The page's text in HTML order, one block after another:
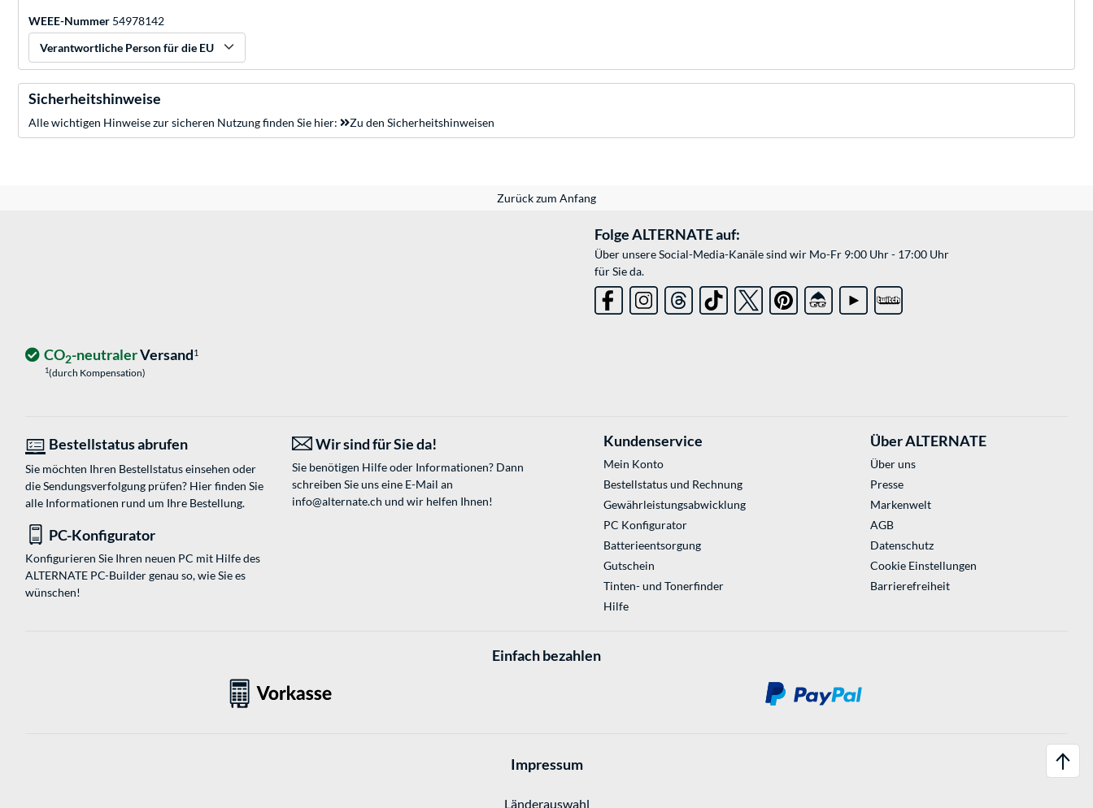
WEEE-Nummer 54978142
Verantwortliche Person für die EU
Sicherheitshinweise
Alle wichtigen Hinweise zur sicheren Nutzung finden Sie hier: Zu den Sicherheitshinweisen
Zurück zum Anfang
Folge ALTERNATE auf:
Über unsere Social-Media-Kanäle sind wir Mo-Fr 9:00 Uhr - 17:00 Uhr
für Sie da.
CO2-neutralerVersand1
1(durch Kompensation)
Bestellstatus abrufen
Sie möchten Ihren Bestellstatus einsehen oder
die Sendungsverfolgung prüfen? Hier finden Sie
alle Informationen rund um Ihre Bestellung.
Wir sind für Sie da!
Sie benötigen Hilfe oder Informationen? Dann
schreiben Sie uns eine E-Mail an
info@alternate.ch und wir helfen Ihnen!
PC-Konfigurator
Konfigurieren Sie Ihren neuen PC mit Hilfe des
ALTERNATE PC-Builder genau so, wie Sie es
wünschen!
Kundenservice
Mein Konto
Bestellstatus und Rechnung
Gewährleistungsabwicklung
PC Konfigurator
Batterieentsorgung
Gutschein
Tinten- und Tonerfinder
Hilfe
Über ALTERNATE
Über uns
Presse
Markenwelt
AGB
Datenschutz
Cookie Einstellungen
Barrierefreiheit
Einfach bezahlen
Impressum
Länderauswahl